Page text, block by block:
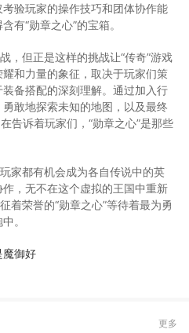
验玩家的操作技巧和团体协作能
有“勋章之心”的宝箱。
，但正是这样的挑战让“传奇”游戏
和力量的象征，取决于玩家们策
备搭配的深刻理解。通过加入行
敢地探索未知的地图，以及最终
告诉着玩家们，“勋章之心”是那些
家都有机会成为各自传说中的英
，无不在这个虚拟的王国中重新
着荣誉的“勋章之心”等待着最为勇
。
魔御好
更多